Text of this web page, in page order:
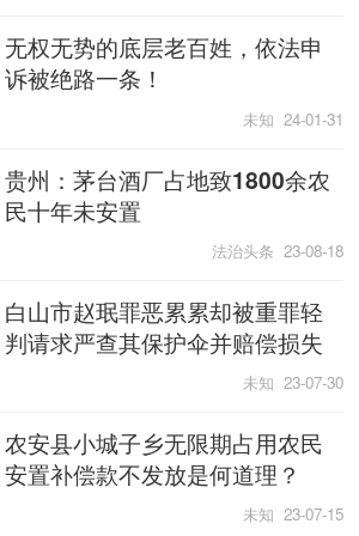
无权无势的底层老百姓，依法申
诉被绝路一条！
未知 24-01-31
贵州：茅台酒厂占地致1800余农
民十年未安置
法治头条 23-08-18
白山市赵珉罪恶累累却被重罪轻
判请求严查其保护伞并赔偿损失
未知 23-07-30
农安县小城子乡无限期占用农民
安置补偿款不发放是何道理？
未知 23-07-15